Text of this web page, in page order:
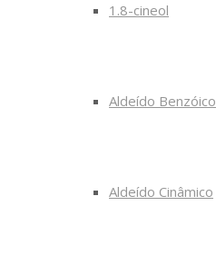
1.8-cineol
Aldeído Benzóico
Aldeído Cinâmico